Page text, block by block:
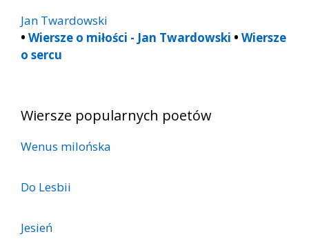
Jan Twardowski
• Wiersze o miłości - Jan Twardowski • Wiersze
o sercu
Wiersze popularnych poetów
Wenus milońska
Do Lesbii
Jesień